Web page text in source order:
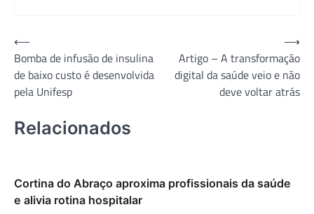
Navegação
de
Post
⟵
Bomba de infusão de insulina
de baixo custo é desenvolvida
pela Unifesp
Artigo – A transformação
digital da saúde veio e não
deve voltar atrás
⟶
Relacionados
Cortina do Abraço aproxima profissionais da saúde
e alivia rotina hospitalar